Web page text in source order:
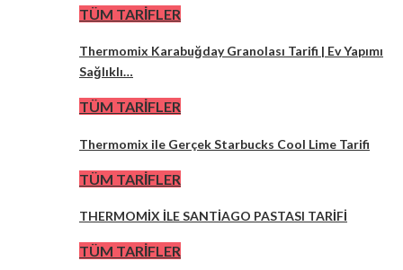
TÜM TARİFLER
Thermomix Karabuğday Granolası Tarifi | Ev Yapımı
Sağlıklı…
TÜM TARİFLER
Thermomix ile Gerçek Starbucks Cool Lime Tarifi
TÜM TARİFLER
THERMOMİX İLE SANTİAGO PASTASI TARİFİ
TÜM TARİFLER